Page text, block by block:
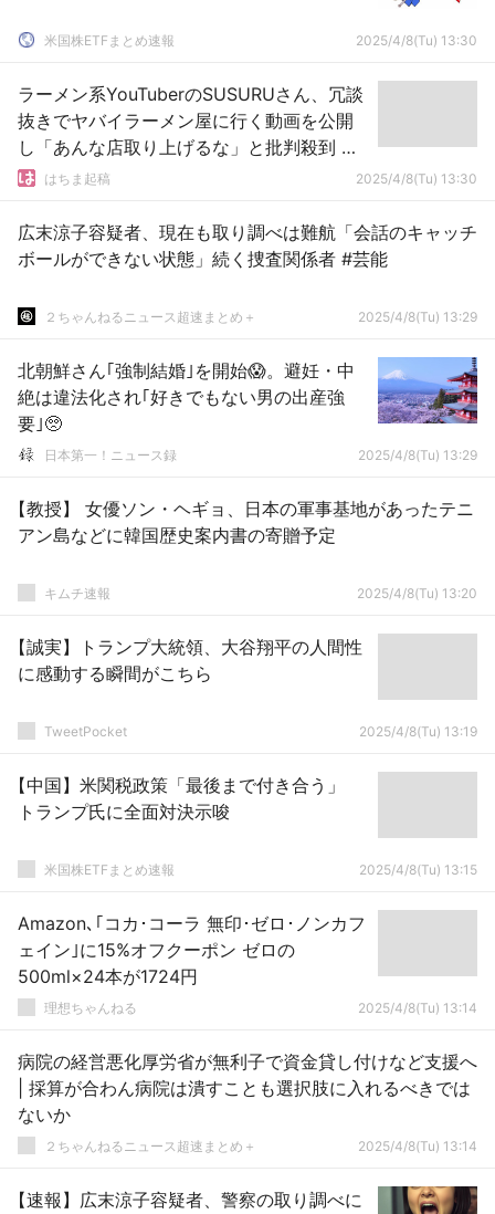
米国株ETFまとめ速報 2025/4/8(Tu) 13:30
ラーメン系YouTuberのSUSURUさん、冗談
抜きでヤバイラーメン屋に行く動画を公開
し「あんな店取り上げるな」と批判殺到 →
削除して謝罪へ
はちま起稿 2025/4/8(Tu) 13:30
広末涼子容疑者、現在も取り調べは難航「会話のキャッチ
ボールができない状態」続く捜査関係者 #芸能
２ちゃんねるニュース超速まとめ＋ 2025/4/8(Tu) 13:29
北朝鮮さん｢強制結婚｣を開始😱。避妊・中
絶は違法化され｢好きでもない男の出産強
要｣🥺
日本第一！ニュース録 2025/4/8(Tu) 13:29
【教授】 女優ソン・ヘギョ、日本の軍事基地があったテニ
アン島などに韓国歴史案内書の寄贈予定
キムチ速報 2025/4/8(Tu) 13:20
【誠実】トランプ大統領、大谷翔平の人間性
に感動する瞬間がこちら
TweetPocket 2025/4/8(Tu) 13:19
【中国】米関税政策「最後まで付き合う」
トランプ氏に全面対決示唆
米国株ETFまとめ速報 2025/4/8(Tu) 13:15
Amazon､｢コカ･コーラ 無印･ゼロ･ノンカフ
ェイン｣に15%オフクーポン ゼロの
500ml×24本が1724円
理想ちゃんねる 2025/4/8(Tu) 13:14
病院の経営悪化厚労省が無利子で資金貸し付けなど支援へ
ないか
２ちゃんねるニュース超速まとめ＋ 2025/4/8(Tu) 13:14
【速報】広末涼子容疑者、警察の取り調べに